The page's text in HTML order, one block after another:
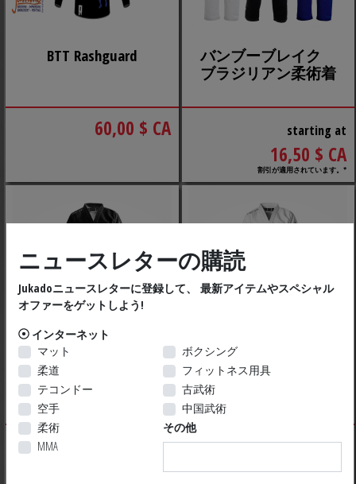
BTT Rashguard
60,00 $ CA
バンブーブレイク
ブラジリアン柔術着
starting at
16,50 $ CA
割引が適用されています。*
バンブーブレイク
KUROI 柔術着
124,99 $ CA
バンブーブレイク
74,99 $ CA
ニュースレターの購読
Jukadoニュースレターに登録して、 最新アイテムやスペシャル
オファーをゲットしよう!
インターネット
マット
柔道
テコンドー
空手
柔術
MMA
ボクシング
フィットネス用具
古武術
中国武術
その他